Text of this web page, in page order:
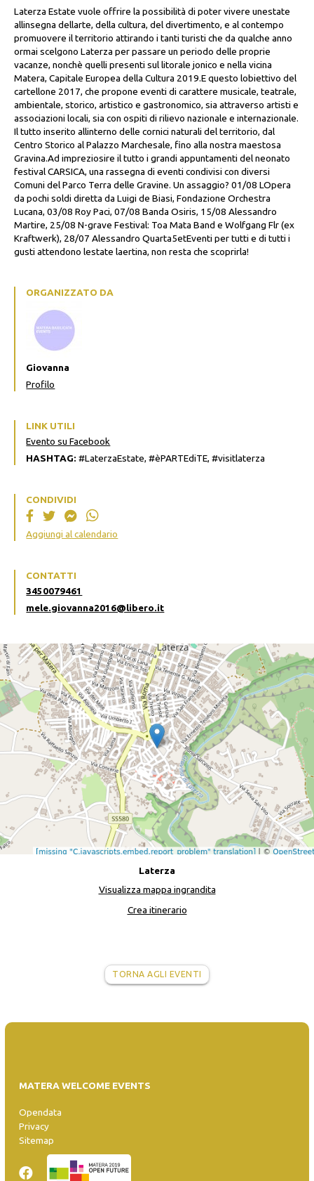
Laterza Estate vuole offrire la possibilità di poter vivere unestate
allinsegna dellarte, della cultura, del divertimento, e al contempo
promuovere il territorio attirando i tanti turisti che da qualche anno
ormai scelgono Laterza per passare un periodo delle proprie
vacanze, nonchè quelli presenti sul litorale jonico e nella vicina
Matera, Capitale Europea della Cultura 2019.E questo lobiettivo del
cartellone 2017, che propone eventi di carattere musicale, teatrale,
ambientale, storico, artistico e gastronomico, sia attraverso artisti e
associazioni locali, sia con ospiti di rilievo nazionale e internazionale.
Il tutto inserito allinterno delle cornici naturali del territorio, dal
Centro Storico al Palazzo Marchesale, fino alla nostra maestosa
Gravina.Ad impreziosire il tutto i grandi appuntamenti del neonato
festival CARSICA, una rassegna di eventi condivisi con diversi
Comuni del Parco Terra delle Gravine. Un assaggio? 01/08 LOpera
da pochi soldi diretta da Luigi de Biasi, Fondazione Orchestra
Lucana, 03/08 Roy Paci, 07/08 Banda Osiris, 15/08 Alessandro
Martire, 25/08 N-grave Festival: Toa Mata Band e Wolfgang Flr (ex
Kraftwerk), 28/07 Alessandro Quarta5etEventi per tutti e di tutti i
gusti attendono lestate laertina, non resta che scoprirla!
ORGANIZZATO DA
Giovanna
Profilo
LINK UTILI
Evento su Facebook
HASHTAG: #LaterzaEstate, #èPARTEdiTE, #visitlaterza
CONDIVIDI
Aggiungi al calendario
CONTATTI
3450079461
mele.giovanna2016@libero.it
Laterza
Visualizza mappa ingrandita
Crea itinerario
TORNA AGLI EVENTI
MATERA WELCOME EVENTS
Opendata
Privacy
Sitemap